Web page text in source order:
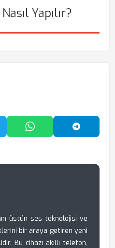
Yapılır?
Paylaş
WhatsApp'ta Paylaş
üstün ses teknolojisi ve
bir araya getiren yeni
Bu cihazı akıllı telefon,